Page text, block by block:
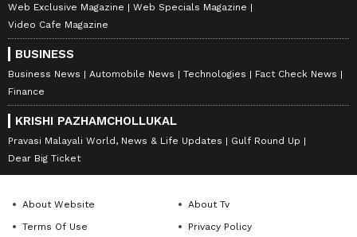
Web Exclusive Magazine
Web Specials Magazine
Video Cafe Magazine
BUSINESS
Business News Automobile News Technologies
Fact Check News
Finance
KRISHI PAZHAMCHOLLUKAL
Pravasi Malayali World, News & Life Updates
Gulf Round Up
Dear Big Ticket
About Website
About Tv
Terms Of Use
Privacy Policy